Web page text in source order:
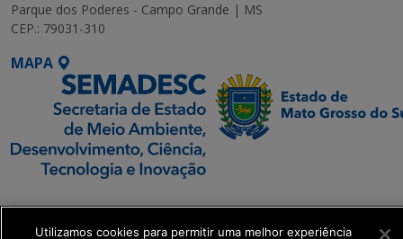
Parque dos Poderes - Campo Grande | MS
CEP.: 79031-310
MAPA
SETDIG | Secretaria-
Executiva de
Utilizamos cookies para permitir uma melhor experiência